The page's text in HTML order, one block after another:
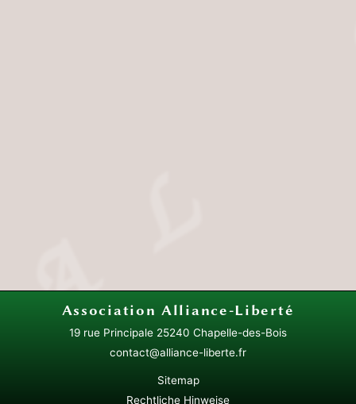
AssociationAlliance-Liberté
19 rue Principale 25240 Chapelle-des-Bois
contact@alliance-liberte.fr
Sitemap
Rechtliche Hinweise